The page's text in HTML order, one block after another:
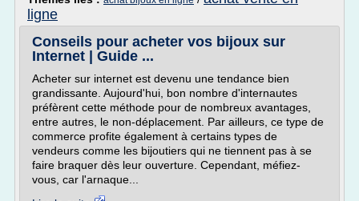
ligne
Conseils pour acheter vos bijoux sur
Internet | Guide ...
Acheter sur internet est devenu une tendance bien
grandissante. Aujourd'hui, bon nombre d'internautes
préfèrent cette méthode pour de nombreux avantages,
entre autres, le non-déplacement. Par ailleurs, ce type de
commerce profite également à certains types de
vendeurs comme les bijoutiers qui ne tiennent pas à se
faire braquer dès leur ouverture. Cependant, méfiez-
vous, car l'arnaque...